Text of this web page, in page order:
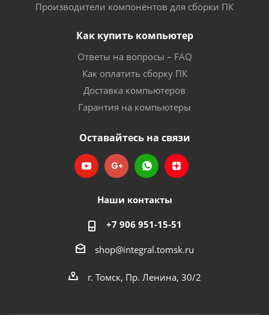
Производители компонентов для сборки ПК
Как купить компьютер
Ответы на вопросы – FAQ
Как оплатить сборку ПК
Доставка компьютеров
Гарантия на компьютеры
Оставайтесь на связи
Наши контакты
+7 906 951-15-51
shop@integral.tomsk.ru
г. Томск, Пр. Ленина, 30/2